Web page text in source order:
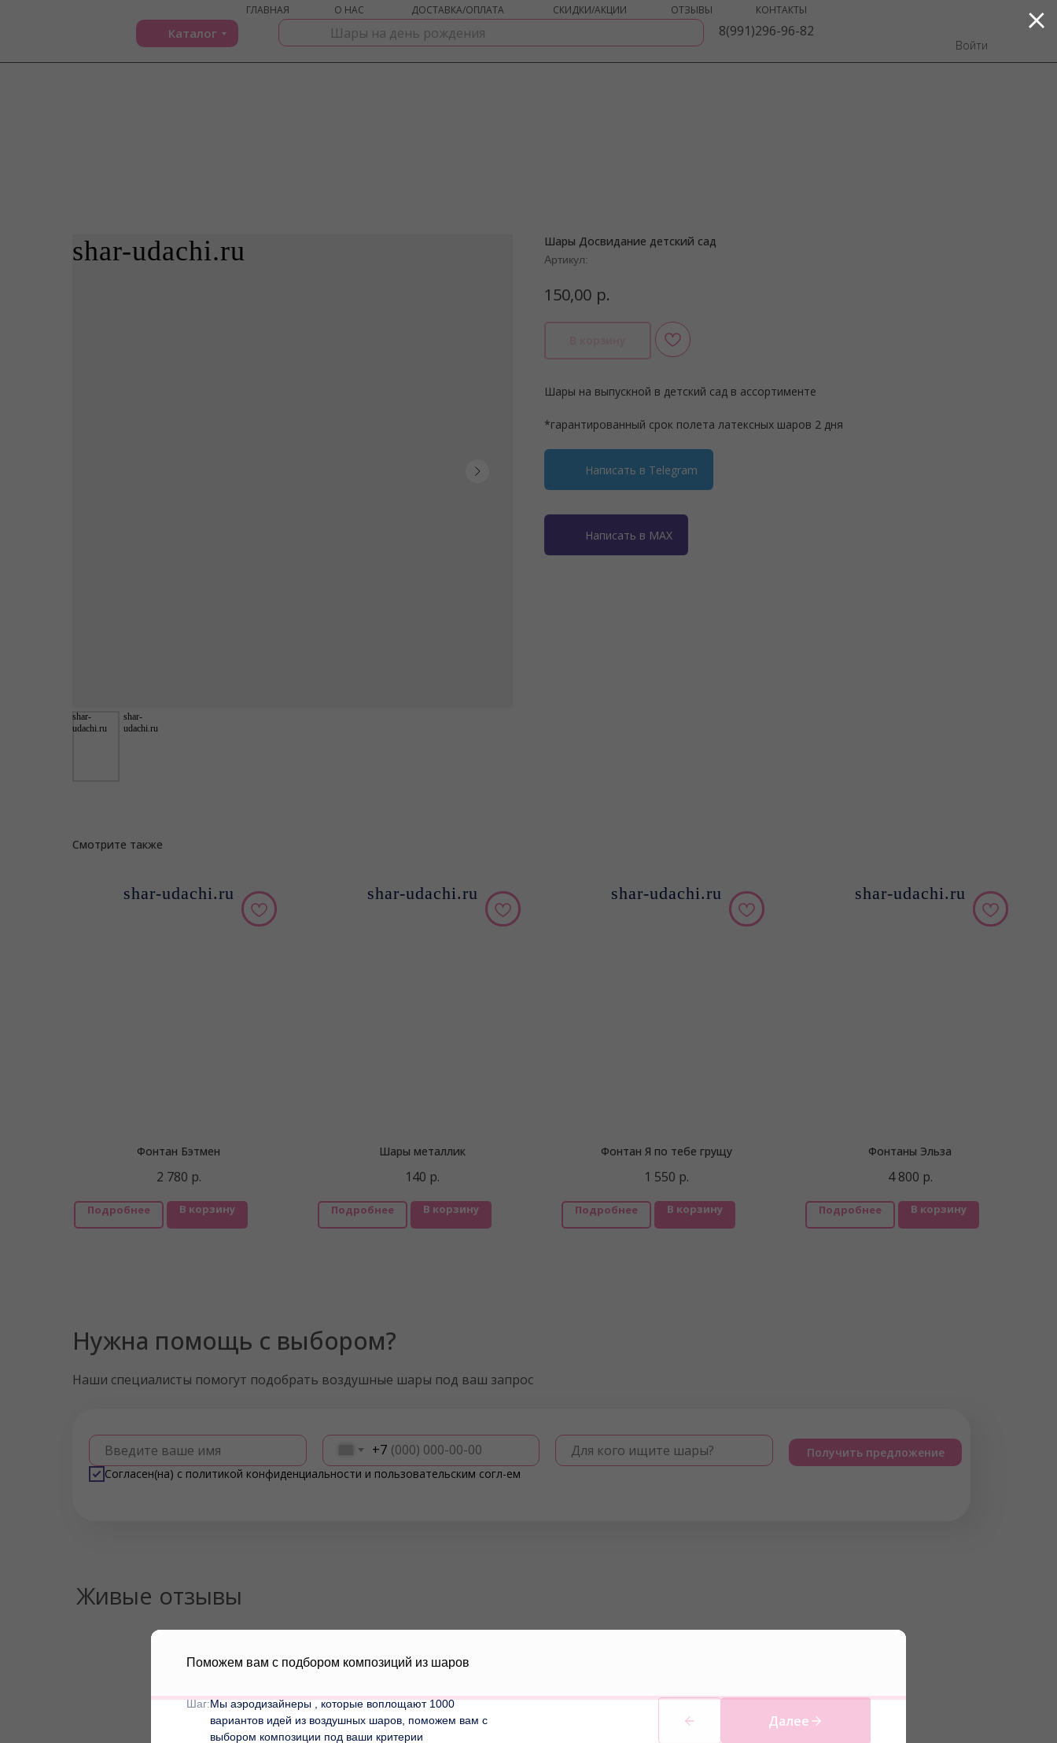
О НАС
ГЛАВНАЯ СКИДКИ/АКЦИИ
ДОСТАВКА/ОПЛАТА ОТЗЫВЫ КОНТАКТЫ
Каталог
Войти
8(991)296-96-82
Поможем вам с подбором композиций из шаров
Шаг:Мы аэродизайнеры , которые воплощают 1000
вариантов идей из воздушных шаров, поможем вам с
выбором композиции под ваши критерии
Далее
shar-udachi.ru shar-udachi.ru
shar-
udachi.ru
shar-
udachi.ru
Шары Досвидание детский сад
Артикул:
150,00 р.
Шары на выпускной в детский сад в ассортименте
*гарантированный срок полета латексных шаров 2 дня
Написать в Telegram
Написать в MAX
Смотрите также
shar-udachi.ru
Фонтан Бэтмен
2 780 р.
Подробнее В корзину
shar-udachi.ru
Шары металлик
140 р.
Подробнее В корзину
shar-udachi.ru
Фонтан Я по тебе грущу
1 550 р.
Подробнее В корзину
shar-udachi.ru
Фонтаны Эльза
4 800 р.
Подробнее В корзину
Наши специалисты помогут подобрать воздушные шары под ваш запрос
Введите ваше имя +7 Для кого ищите шары?
Согласен(на) с политикой конфиденциальности и пользовательским согл-ем
Получить предложение
Нужна помощь с выбором?
Живые отзывы